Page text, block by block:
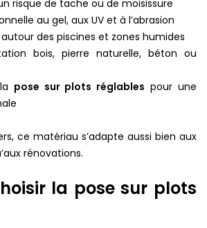
risque de tache ou de moisissure
au gel, aux UV et à l’abrasion
des piscines et zones humides
bois, pierre naturelle, béton ou
pose sur plots réglables pour une
ce matériau s’adapte aussi bien aux
rénovations.
la pose sur plots